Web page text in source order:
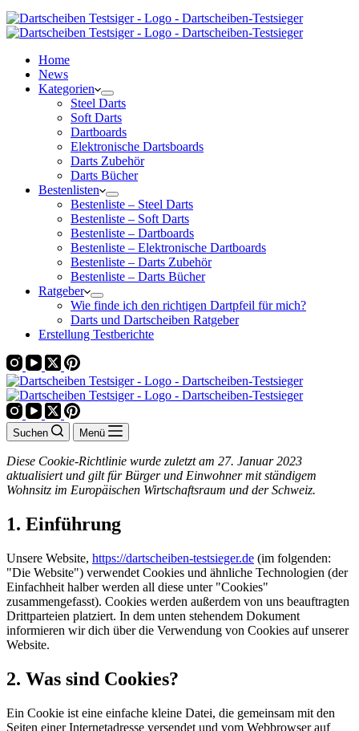
Home
News
Kategorien
Steel Darts
Soft Darts
Dartboards
Elektronische Dartsboards
Darts Zubehör
Darts Bücher
Bestenlisten
Bestenliste – Steel Darts
Bestenliste – Soft Darts
Bestenliste – Dartboards
Bestenliste – Elektronische Dartboards
Bestenliste – Darts Zubehör
Bestenliste – Darts Bücher
Ratgeber
Wie finde ich den richtigen Dartpfeil für mich?
Darts und Dartscheiben Ratgeber
Erstellung Testberichte
Suchen Menü
Diese Cookie-Richtlinie wurde zuletzt am 27. Januar 2023
aktualisiert und gilt für Bürger und Einwohner mit ständigem
Wohnsitz im Europäischen Wirtschaftsraum und der Schweiz.
1. Einführung
Unsere Website, https://dartscheiben-testsieger.de (im folgenden:
"Die Website") verwendet Cookies und ähnliche Technologien (der
Einfachheit halber werden all diese unter "Cookies"
zusammengefasst). Cookies werden außerdem von uns beauftragten
Drittparteien platziert. In dem unten stehendem Dokument
informieren wir dich über die Verwendung von Cookies auf unserer
Website.
2. Was sind Cookies?
Ein Cookie ist eine einfache kleine Datei, die gemeinsam mit den
Seiten einer Internetadresse versendet und vom Webbrowser auf